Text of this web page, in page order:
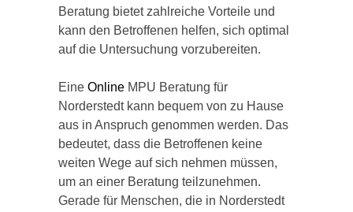
Beratung bietet zahlreiche Vorteile und
kann den Betroffenen helfen, sich optimal
auf die Untersuchung vorzubereiten.
Eine Online MPU Beratung für
Norderstedt kann bequem von zu Hause
aus in Anspruch genommen werden. Das
bedeutet, dass die Betroffenen keine
weiten Wege auf sich nehmen müssen,
um an einer Beratung teilzunehmen.
Gerade für Menschen, die in Norderstedt